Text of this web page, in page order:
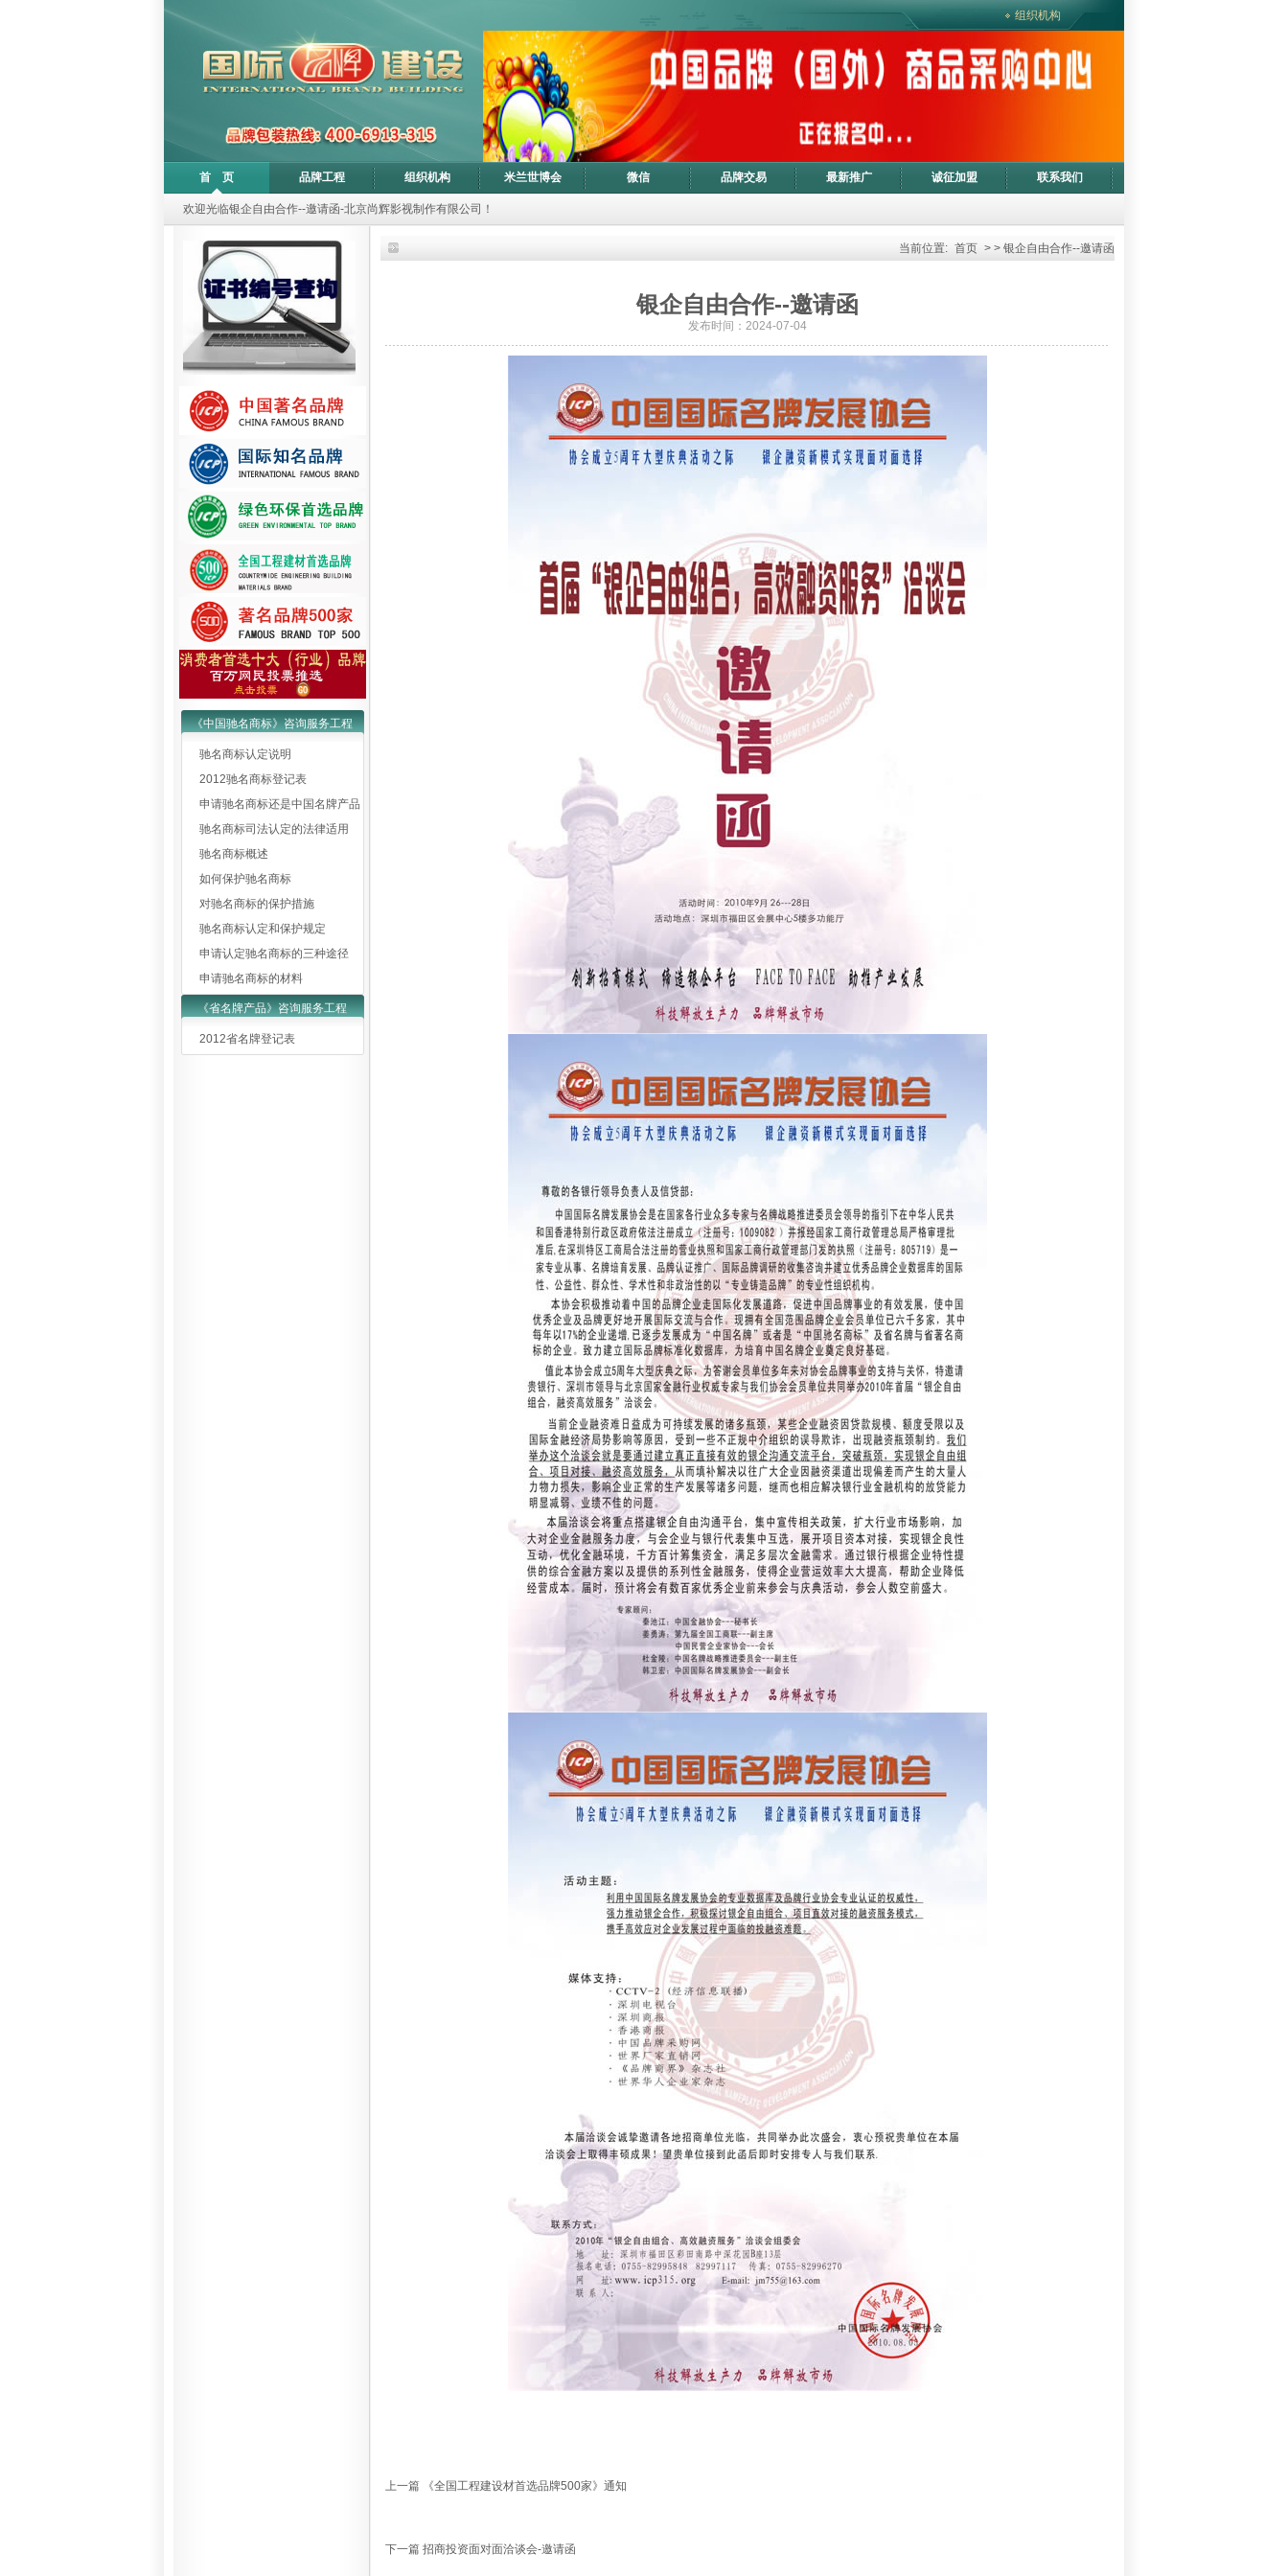
组织机构
首 页 品牌工程 组织机构 米兰世博会 微信 品牌交易 最新推广 诚征加盟 联系我们
欢迎光临银企自由合作--邀请函-北京尚辉影视制作有限公司！
《中国驰名商标》咨询服务工程
驰名商标认定说明
2012驰名商标登记表
申请驰名商标还是中国名牌产品
驰名商标司法认定的法律适用
驰名商标概述
如何保护驰名商标
对驰名商标的保护措施
驰名商标认定和保护规定
申请认定驰名商标的三种途径
申请驰名商标的材料
《省名牌产品》咨询服务工程
2012省名牌登记表
当前位置: 首页 > > 银企自由合作--邀请函
银企自由合作--邀请函
发布时间：2024-07-04
上一篇 《全国工程建设材首选品牌500家》通知
下一篇 招商投资面对面洽谈会-邀请函